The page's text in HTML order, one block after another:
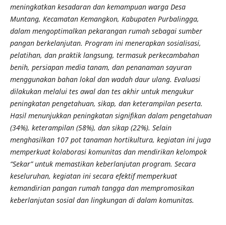
meningkatkan kesadaran dan kemampuan warga Desa
Muntang, Kecamatan Kemangkon, Kabupaten Purbalingga,
dalam mengoptimalkan pekarangan rumah sebagai sumber
pangan berkelanjutan. Program ini menerapkan sosialisasi,
pelatihan, dan praktik langsung, termasuk perkecambahan
benih, persiapan media tanam, dan penanaman sayuran
menggunakan bahan lokal dan wadah daur ulang. Evaluasi
dilakukan melalui tes awal dan tes akhir untuk mengukur
peningkatan pengetahuan, sikap, dan keterampilan peserta.
Hasil menunjukkan peningkatan signifikan dalam pengetahuan
(34%), keterampilan (58%), dan sikap (22%). Selain
menghasilkan 107 pot tanaman hortikultura, kegiatan ini juga
memperkuat kolaborasi komunitas dan mendirikan kelompok
“Sekar” untuk memastikan keberlanjutan program. Secara
keseluruhan, kegiatan ini secara efektif memperkuat
kemandirian pangan rumah tangga dan mempromosikan
keberlanjutan sosial dan lingkungan di dalam komunitas.